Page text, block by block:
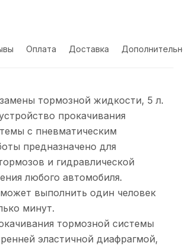
Оплата Доставка
тормозной жидкости, 5 л.
прокачивания
с пневматическим
предназначено для
и гидравлической
любого автомобиля.
выполнить один человек
минут.
тормозной системы
эластичной диафрагмой,